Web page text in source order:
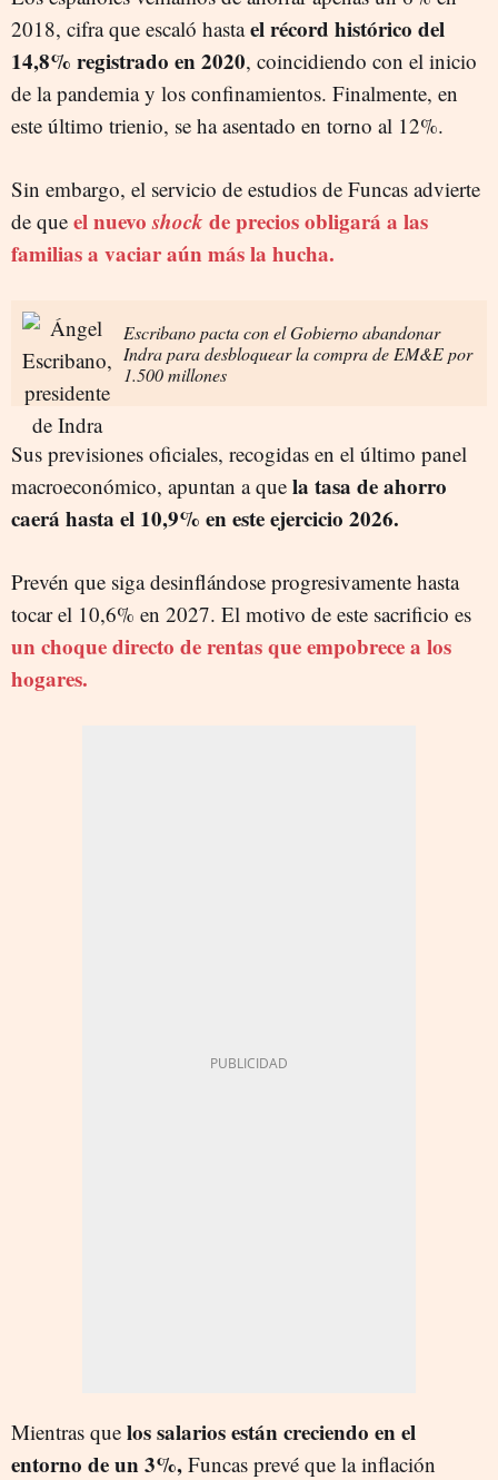
2018, cifra que escaló hastael récord histórico del
14,8% registrado en2020, coincidiendo con el inicio
de la pandemia y los confinamientos. Finalmente, en
este último trienio, se ha asentado en torno al 12%.
Sin embargo, el servicio de estudios de Funcas advierte
de que el nuevoshock de precios obligará a las
familias a vaciar aún más la hucha.
Escribano pacta con el Gobierno abandonar
Indra para desbloquear la compra de EM&E por
1.500 millones
Sus previsiones oficiales, recogidas en el último panel
macroeconómico, apuntan a que la tasa de ahorro
caerá hasta el 10,9% en este ejercicio 2026.
Prevén que siga desinflándose progresivamente hasta
tocar el 10,6% en 2027. El motivo de este sacrificio es
un choque directo de rentas que empobrece a los
hogares.
Mientras que los salarios están creciendo en el
entorno de un 3%, Funcas prevé que la inflación